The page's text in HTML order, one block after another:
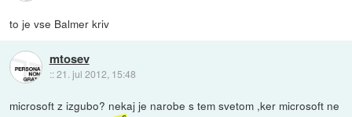
to je vse Balmer kriv
mtosev
::21. jul 2012, 15:48
microsoft z izgubo? nekaj je narobe s tem svetom ,ker microsoft ne